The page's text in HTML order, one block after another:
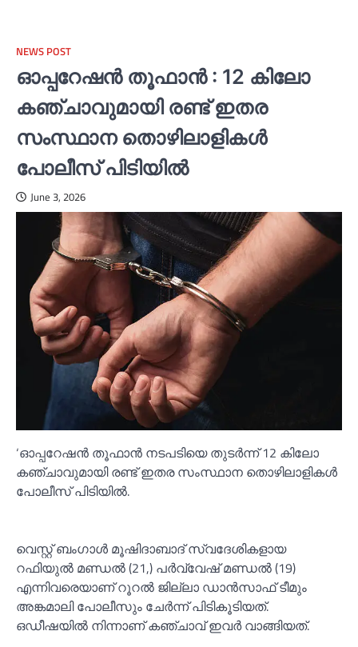
NEWS POST
ഓപ്പറേഷൻ തൂഫാൻ : 12 കിലോ
കഞ്ചാവുമായി രണ്ട് ഇതര
സംസ്ഥാന തൊഴിലാളികള്‍
പോലീസ് പിടിയില്‍
June 3, 2026
‘ഓപ്പറേഷൻ തൂഫാൻ നടപടിയെ തുടർന്ന് 12 കിലോ
കഞ്ചാവുമായി രണ്ട് ഇതര സംസ്ഥാന തൊഴിലാളികള്‍
പോലീസ് പിടിയില്‍.
വെസ്റ്റ് ബംഗാള്‍ മൂഷിദാബാദ് സ്വദേശികളായ
റഫിയുല്‍ മണ്ഡല്‍ (21,) പർവ്വേഷ് മണ്ഡല്‍ (19)
എന്നിവരെയാണ് റൂറല്‍ ജില്ലാ ഡാൻസാഫ് ടീമും
അങ്കമാലി പോലീസും ചേർന്ന് പിടികൂടിയത്.
ഒഡീഷയില്‍ നിന്നാണ് കഞ്ചാവ് ഇവർ വാങ്ങിയത്.